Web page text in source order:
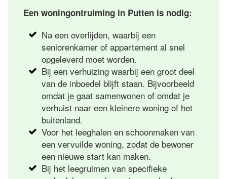
Een woningontruiming in Putten is nodig:
Na een overlijden, waarbij een
seniorenkamer of appartement al snel
opgeleverd moet worden.
Bij een verhuizing waarbij een groot deel
van de inboedel blijft staan. Bijvoorbeeld
omdat je gaat samenwonen of omdat je
verhuist naar een kleinere woning of het
buitenland.
Voor het leeghalen en schoonmaken van
een vervuilde woning, zodat de bewoner
een nieuwe start kan maken.
Bij het leegruimen van specifieke